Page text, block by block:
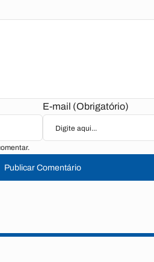
E-mail (Obrigatório)
Publicar Comentário